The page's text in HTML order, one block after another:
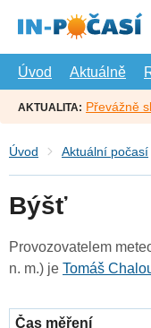
hlavní
Úvod
Aktuálně
AKTUALITA: Převážně
Úvod Aktuální počasí
Býšť
Provozovatelem
n. m.) je Tomáš